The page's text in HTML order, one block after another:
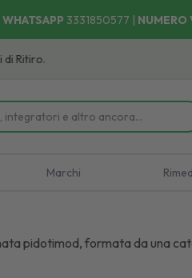
WHATSAPP 3331850577 | NUMERO
Marchi
pidotimod, formata da una